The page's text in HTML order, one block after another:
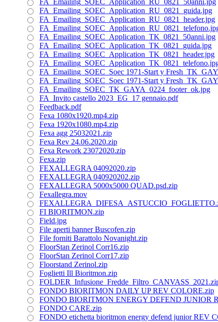
FA_Emailing_SOEC_Application_RU_0821_50anni.jpg
FA_Emailing_SOEC_Application_RU_0821_guida.jpg
FA_Emailing_SOEC_Application_RU_0821_header.jpg
FA_Emailing_SOEC_Application_TK_0821_50anni.jpg
FA_Emailing_SOEC_Application_TK_0821_guida.jpg
FA_Emailing_SOEC_Application_TK_0821_header.jpg
FA_Emailing_SOEC_Soec 1971-Start y
FA_Emailing_SOEC_Soec 1971-Start y
FA_Emailing_SOEC_TK_GAYA_0224_footer_ok.jpg
FA_Invito castello 2023_EG_17 gennaio.pdf
Feedback.pdf
Fexa 1080x1920.mp4.zip
Fexa 1920x1080.mp4.zip
Fexa agg 25032021.zip
Fexa Rev 24.06.2020.zip
Fexa Rework 23072020.zip
Fexa.zip
FEXALLEGRA 04092020.zip
FEXALLEGRA 040920202.zip
FEXALLEGRA 5000x5000 QUAD.psd.zip
Fexallegra.mov
FI BIORITMON.zip
Field.jpg
File aperti banner Buscofen.zip
File forniti Barattolo Novanight.zip
FloorStan Zerinol Corr16.zip
FloorStan Zerinol Corr17.zip
Floorstand Zerinol.zip
Foglietti Ill Bioritmon.zip
FONDO BIORITMON DAILY UP REV COLORE.zip
FONDO BIORITMON ENERGY DEFEND JUNIOR
FONDO CARE.zip
FONDO etichetta bioritmon energy defend junior REV